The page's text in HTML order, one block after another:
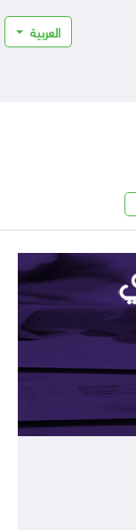
العربية